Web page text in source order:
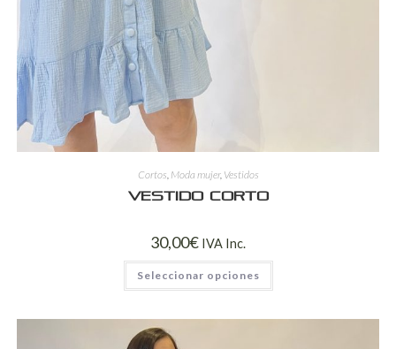
Cortos Moda mujer, Vestidos
Vestido corto
30,00€ IVA Inc.
Seleccionar opciones